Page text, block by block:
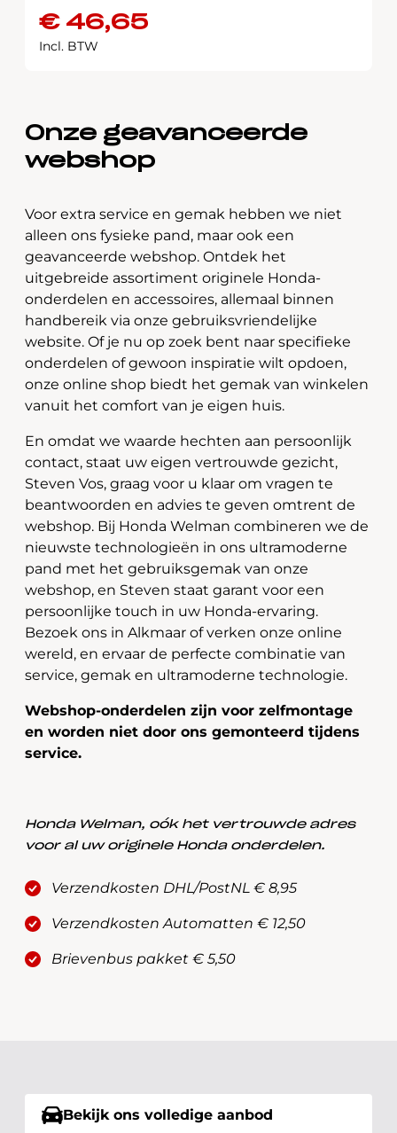
€46,65
Incl. BTW
Onze geavanceerde
webshop
Voor extra service en gemak hebben we niet
alleen ons fysieke pand, maar ook een
geavanceerde webshop. Ontdek het
uitgebreide assortiment originele Honda-
onderdelen en accessoires, allemaal binnen
handbereik via onze gebruiksvriendelijke
website. Of je nu op zoek bent naar specifieke
onderdelen of gewoon inspiratie wilt opdoen,
onze online shop biedt het gemak van winkelen
vanuit het comfort van je eigen huis.
En omdat we waarde hechten aan persoonlijk
contact, staat uw eigen vertrouwde gezicht,
Steven Vos, graag voor u klaar om vragen te
beantwoorden en advies te geven omtrent de
webshop. Bij Honda Welman combineren we de
nieuwste technologieën in ons ultramoderne
pand met het gebruiksgemak van onze
webshop, en Steven staat garant voor een
persoonlijke touch in uw Honda-ervaring.
Bezoek ons in Alkmaar of verken onze online
wereld, en ervaar de perfecte combinatie van
service, gemak en ultramoderne technologie.
Webshop-onderdelen zijn voor zelfmontage
en worden niet door ons gemonteerd tijdens
service.
Honda Welman, oók het vertrouwde adres
voor al uw originele Honda onderdelen.
Verzendkosten DHL/PostNL € 8,95
Verzendkosten Automatten € 12,50
Brievenbus pakket € 5,50
Bekijk ons volledige aanbod